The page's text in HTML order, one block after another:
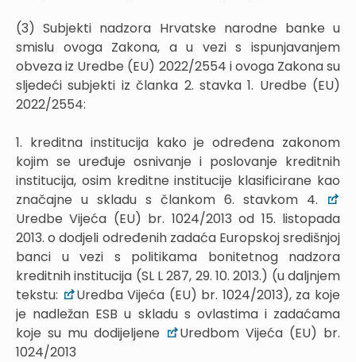
(3) Subjekti nadzora Hrvatske narodne banke u
smislu ovoga Zakona, a u vezi s ispunjavanjem
obveza iz Uredbe (EU) 2022/2554 i ovoga Zakona su
sljedeći subjekti iz članka 2. stavka 1. Uredbe (EU)
2022/2554:
1. kreditna institucija kako je određena zakonom
kojim se uređuje osnivanje i poslovanje kreditnih
institucija, osim kreditne institucije klasificirane kao
značajne u skladu s člankom 6. stavkom 4.
Uredbe Vijeća (EU) br. 1024/2013 od 15. listopada
2013. o dodjeli određenih zadaća Europskoj središnjoj
banci u vezi s politikama bonitetnog nadzora
kreditnih institucija (SL L 287, 29. 10. 2013.) (u daljnjem
tekstu:
Uredba Vijeća (EU) br. 1024/2013), za koje
je nadležan ESB u skladu s ovlastima i zadaćama
koje su mu dodijeljene
Uredbom Vijeća (EU) br.
1024/2013